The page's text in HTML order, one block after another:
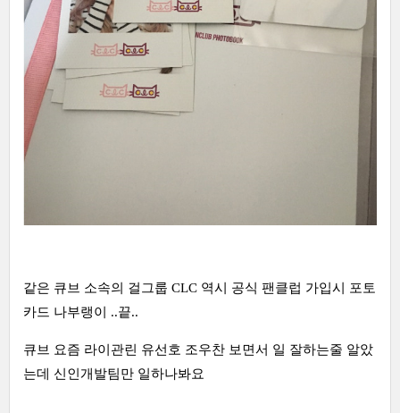
같은 큐브 소속의 걸그룹 CLC 역시 공식 팬클럽 가입시 포토
카드 나부랭이 ..끝..
큐브 요즘 라이관린 유선호 조우찬 보면서 일 잘하는줄 알았
는데 신인개발팀만 일하나봐요